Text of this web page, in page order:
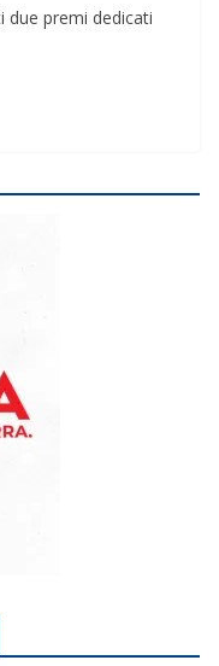
due premi dedicati